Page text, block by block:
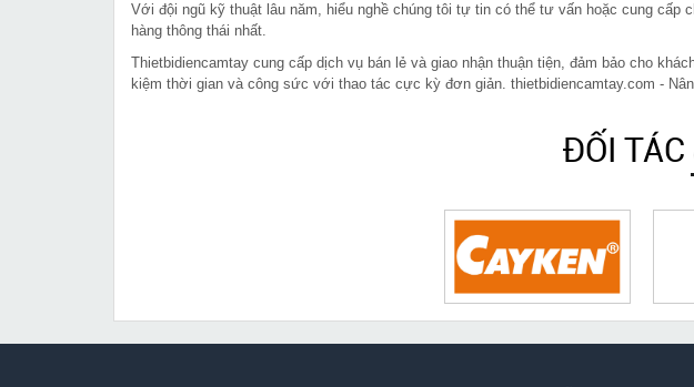
Với đội ngũ kỹ thuật lâu năm, hiểu nghề chúng tôi tự tin có thể tư vấn hoặc cung
hàng thông thái nhất.
Thietbidiencamtay cung cấp dịch vụ bán lẻ và giao nhận thuận tiện, đảm bảo cho
kiệm thời gian và công sức với thao tác cực kỳ đơn giản. thietbidiencamtay.com -
ĐỐI